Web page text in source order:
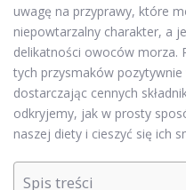
uwagę na przyprawy, które
niepowtarzalny charakter, a
delikatności owoców morza.
tych przysmaków pozytywnie
dostarczając cennych
odkryjemy, jak w prosty
naszej diety i cieszyć się ich
Spis treści